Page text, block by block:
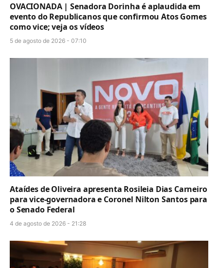
OVACIONADA | Senadora Dorinha é aplaudida em
evento do Republicanos que confirmou Atos Gomes
como vice; veja os vídeos
5 de agosto de 2026 - 07:10
Ataídes de Oliveira apresenta Rosileia Dias Carneiro
para vice-governadora e Coronel Nilton Santos para
o Senado Federal
4 de agosto de 2026 - 21:28